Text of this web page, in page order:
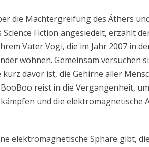
die Machtergreifung des Äthers
Fiction angesiedelt, erzählt
Vater Vogi, die im Jahr 2007 in
wohnen. Gemeinsam versuchen
davor ist, die Gehirne aller
reist in die Vergangenheit,
und die elektromagnetische
elektromagnetische Sphäre gibt,